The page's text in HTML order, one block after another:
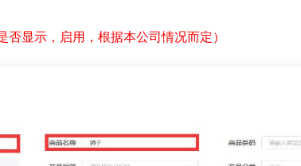
否显示，启用，根据本公司情况而定）